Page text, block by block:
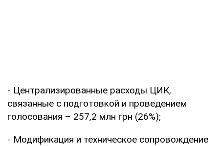
- Централизированные расходы ЦИК,
связанные с подготовкой и проведением
голосования – 257,2 млн грн (26%);
- Модификация и техническое сопровождение